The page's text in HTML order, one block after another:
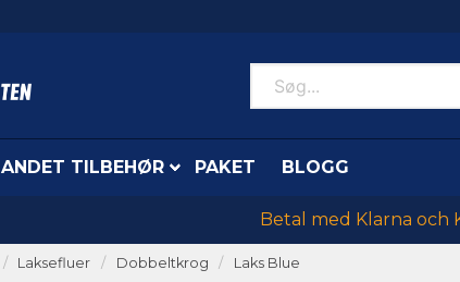
ANDET TILBEHØR PAKET BLOGG
Betal med Klarna och
Laksefluer Dobbeltkrog Laks Blue